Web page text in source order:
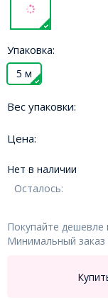
Упаковка:
5 м
Вес упаковки:
Цена:
Нет в наличии
Осталось:
Покупайте
Минимальный заказ